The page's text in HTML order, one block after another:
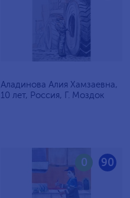
Аладинова Алия Хамзаевна,
10 лет, Россия, Г. Моздок
90
0